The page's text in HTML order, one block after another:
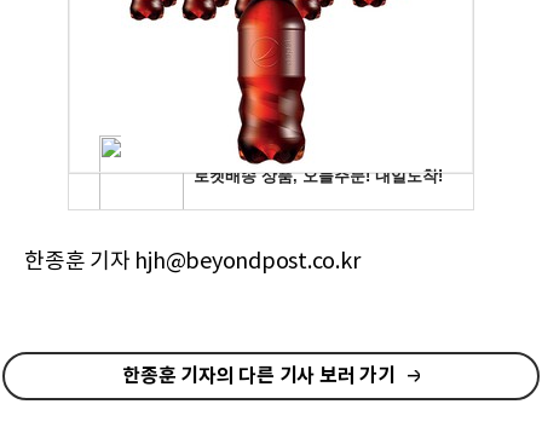
한종훈 기자 hjh@beyondpost.co.kr
한종훈 기자의 다른 기사 보러 가기